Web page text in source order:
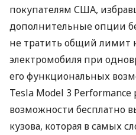
покупателям США,
дополнительные опции
не тратить общий лимит
электромобиля при
его функциональных
Tesla Model 3 Performance
возможности бесплатно
кузова, которая в самых